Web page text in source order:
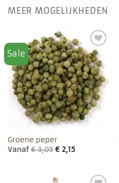
MEER MOGELIJKHEDEN
Sale
Toevoegen
aan
favorieten
Groene peper
Vanaf€3,05 €2,15